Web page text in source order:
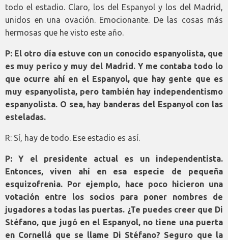
todo el estadio. Claro, los del Espanyol y los del Madrid,
unidos en una ovación. Emocionante. De las cosas más
hermosas que he visto este año.
P: El otro día estuve con un conocido espanyolista, que
es muy perico y muy del Madrid. Y me contaba todo lo
que ocurre ahí en el Espanyol, que hay gente que es
muy espanyolista, pero también hay independentismo
espanyolista. O sea, hay banderas del Espanyol con las
esteladas.
R: Sí, hay de todo. Ese estadio es así.
P: Y el presidente actual es un independentista.
Entonces, viven ahí en esa especie de pequeña
esquizofrenia. Por ejemplo, hace poco hicieron una
votación entre los socios para poner nombres de
jugadores a todas las puertas. ¿Te puedes creer que Di
Stéfano, que jugó en el Espanyol, no tiene una puerta
en Cornellá que se llame Di Stéfano? Seguro que la